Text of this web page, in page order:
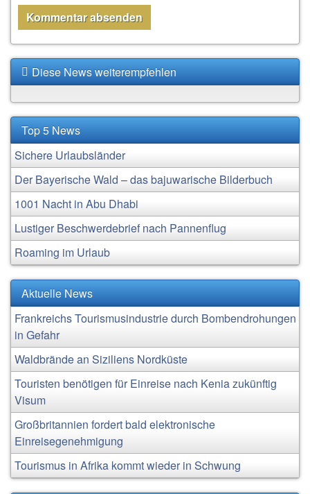
Diese News weiterempfehlen
Top 5 News
Sichere Urlaubsländer
Der Bayerische Wald – das bajuwarische Bilderbuch
1001 Nacht in Abu Dhabi
Lustiger Beschwerdebrief nach Pannenflug
Roaming im Urlaub
Aktuelle News
Frankreichs Tourismusindustrie durch Bombendrohungen
in Gefahr
Waldbrände an Siziliens Nordküste
Touristen benötigen für Einreise nach Kenia zukünftig
Visum
Großbritannien fordert bald elektronische
Einreisegenehmigung
Tourismus in Afrika kommt wieder in Schwung